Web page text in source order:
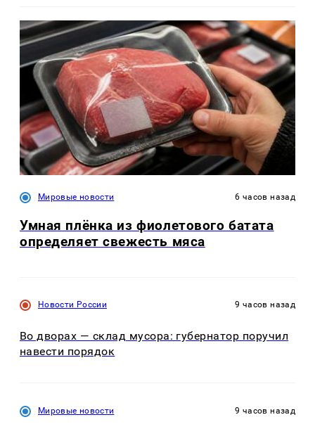
Мировые новости 6 часов назад
Умная плёнка из фиолетового батата
определяет свежесть мяса
Новости России 9 часов назад
Во дворах — склад мусора: губернатор поручил
навести порядок
Мировые новости 9 часов назад